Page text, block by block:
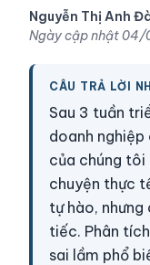
Nguyễn Thị Anh
Ngày cập nhật04/
CÂU TRẢ LỜI
Sau 3 tuần
doanh nghiệp
của chúng tôi
chuyện thực
tự hào,
tiếc. Phân
sai lầm phổ